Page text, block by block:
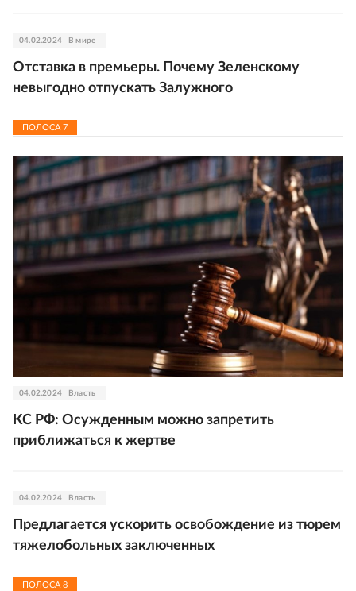
04.02.2024 В мире
Отставка в премьеры. Почему Зеленскому
невыгодно отпускать Залужного
ПОЛОСА 7
04.02.2024 Власть
КС РФ: Осужденным можно запретить
приближаться к жертве
04.02.2024 Власть
Предлагается ускорить освобождение из тюрем
тяжелобольных заключенных
ПОЛОСА8